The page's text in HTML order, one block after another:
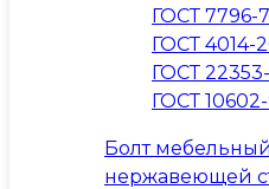
ГОСТ 7796-
ГОСТ 4014-
ГОСТ
ГОСТ
Болт
нержавеющей